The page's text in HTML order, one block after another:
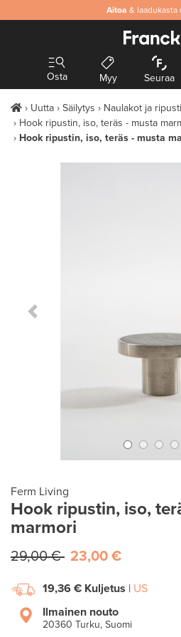
Aitoa & laadukasta
Osta Myy Seuraa
Uutta Säilytys Naulakot ja
Hook ripustin, iso, teräs - musta
Hook ripustin, iso, teräs - musta
Previous Slide
Ferm Living
Hook ripustin, iso,
marmori
29,00 € 23,00 €
19,36 € Kuljetus | US
Ilmainen nouto
20360 Turku, Suomi